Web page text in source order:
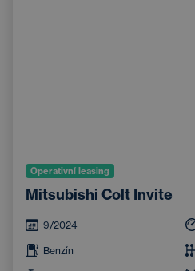
Operativní leasing
Mitsubishi Colt Invite
9/2024
Benzín